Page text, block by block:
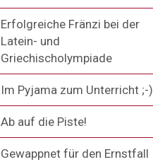
Erfolgreiche Fränzi bei der
Latein- und
Griechischolympiade
Im Pyjama zum Unterricht ;-)
Ab auf die Piste!
Gewappnet für den Ernstfall